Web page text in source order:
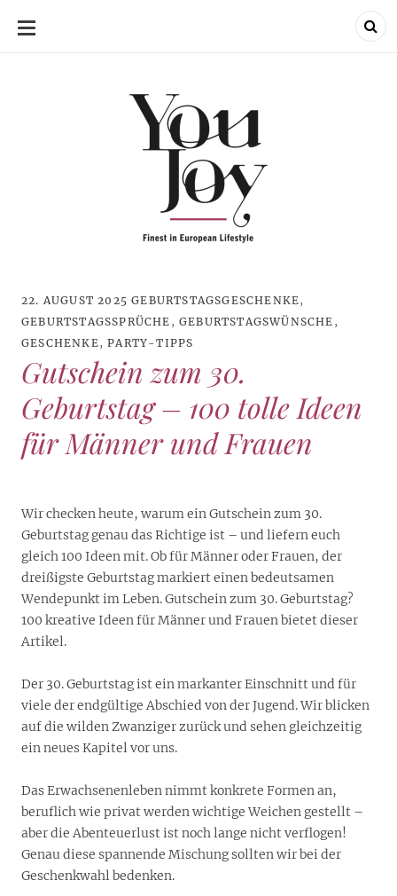
SKIP
22. AUGUST 2025 GEBURTSTAGSGESCHENKE,
GEBURTSTAGSSPRÜCHE ,GEBURTSTAGSWÜNSCHE ,
GESCHENKE,PARTY-TIPPS
Gutschein zum 30.
Geburtstag – 100 tolle Ideen
für Männer und Frauen
Wir checken heute, warum ein Gutschein zum 30.
Geburtstag genau das Richtige ist – und liefern euch
gleich 100 Ideen mit. Ob für Männer oder Frauen, der
dreißigste Geburtstag markiert einen bedeutsamen
Wendepunkt im Leben. Gutschein zum 30. Geburtstag?
100 kreative Ideen für Männer und Frauen bietet dieser
Artikel.
Der 30. Geburtstag ist ein markanter Einschnitt und für
viele der endgültige Abschied von der Jugend. Wir blicken
auf die wilden Zwanziger zurück und sehen gleichzeitig
ein neues Kapitel vor uns.
Das Erwachsenenleben nimmt konkrete Formen an,
beruflich wie privat werden wichtige Weichen gestellt –
aber die Abenteuerlust ist noch lange nicht verflogen!
Genau diese spannende Mischung sollten wir bei der
Geschenkwahl bedenken.